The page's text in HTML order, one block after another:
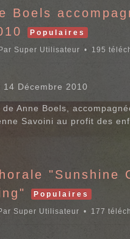
Boels
Populaires
Par Super Utilisateur 195
Décembre 2010
Anne Boels,
Savoini au profit des
"Sunshine
Populaires
Super Utilisateur 177